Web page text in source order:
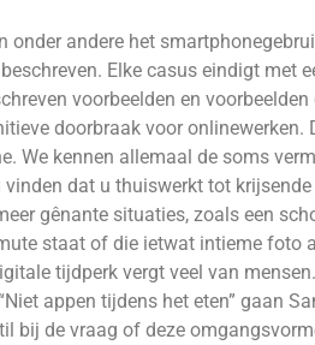
onder andere het
Elke casus eindigt met
voorbeelden en
doorbraak voor onlinewerken.
We kennen allemaal de soms
dat u thuiswerkt tot
gênante situaties, zoals een
staat of die ietwat intieme foto
tijdperk vergt veel van
appen tijdens het eten” gaan
bij de vraag of deze